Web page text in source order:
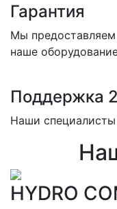
Гарантия
Мы
наше
Поддержка
Наши специалисты
HYDRO